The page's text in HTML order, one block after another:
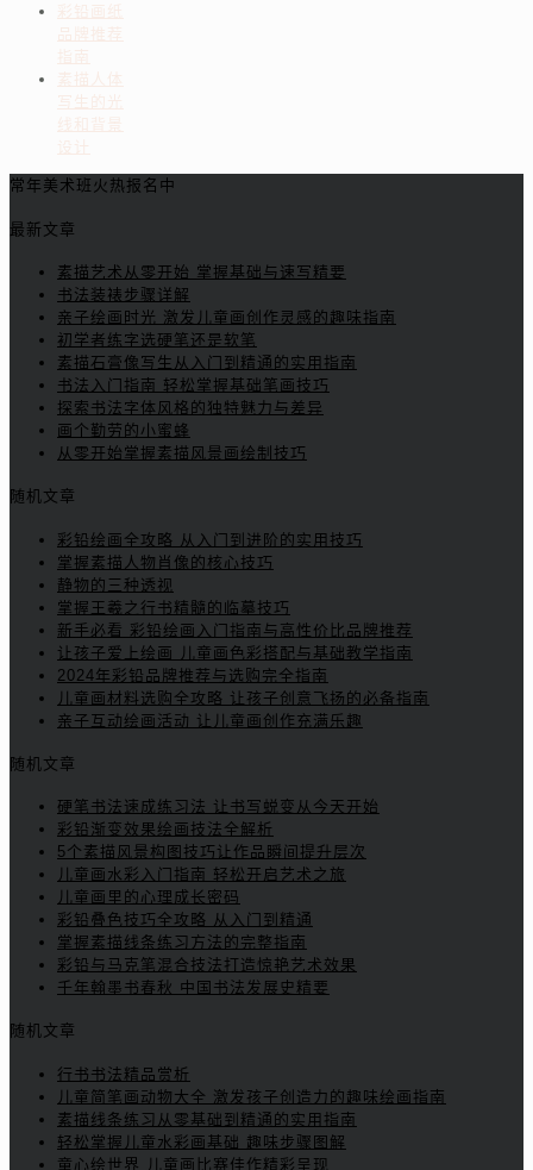
彩铅画纸
品牌推荐
指南
素描人体
写生的光
线和背景
设计
常年美术班火热报名中
最新文章
素描艺术从零开始 掌握基础与速写精要
书法装裱步骤详解
亲子绘画时光 激发儿童画创作灵感的趣味指南
初学者练字选硬笔还是软笔
素描石膏像写生从入门到精通的实用指南
书法入门指南 轻松掌握基础笔画技巧
探索书法字体风格的独特魅力与差异
画个勤劳的小蜜蜂
从零开始掌握素描风景画绘制技巧
随机文章
彩铅绘画全攻略 从入门到进阶的实用技巧
掌握素描人物肖像的核心技巧
静物的三种透视
掌握王羲之行书精髓的临摹技巧
新手必看 彩铅绘画入门指南与高性价比品牌推荐
让孩子爱上绘画 儿童画色彩搭配与基础教学指南
2024年彩铅品牌推荐与选购完全指南
儿童画材料选购全攻略 让孩子创意飞扬的必备指南
亲子互动绘画活动 让儿童画创作充满乐趣
随机文章
硬笔书法速成练习法 让书写蜕变从今天开始
彩铅渐变效果绘画技法全解析
5个素描风景构图技巧让作品瞬间提升层次
儿童画水彩入门指南 轻松开启艺术之旅
儿童画里的心理成长密码
彩铅叠色技巧全攻略 从入门到精通
掌握素描线条练习方法的完整指南
彩铅与马克笔混合技法打造惊艳艺术效果
千年翰墨书春秋 中国书法发展史精要
随机文章
行书书法精品赏析
儿童简笔画动物大全 激发孩子创造力的趣味绘画指南
素描线条练习从零基础到精通的实用指南
轻松掌握儿童水彩画基础 趣味步骤图解
童心绘世界 儿童画比赛佳作精彩呈现